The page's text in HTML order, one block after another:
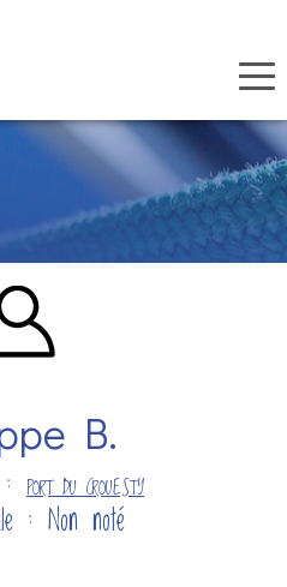
B.
PORT DU CROUESTY
: Non noté